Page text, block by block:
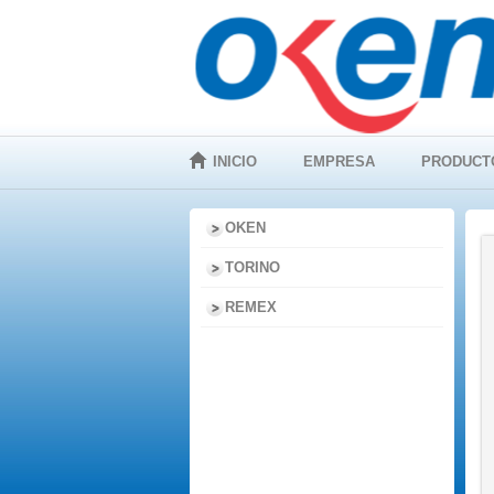
INICIO EMPRESA
OKEN
TORINO
REMEX